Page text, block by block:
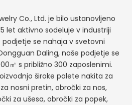
Co., Ltd. je bilo ustanovljeno
let aktivno sodeluje v industriji
podjetje se nahaja v svetovni
Daling, naše podjetje se
㎡ s približno 300 zaposlenimi.
široke palete nakita za
nosni pretin, obročki za nos,
za ušesa, obročki za popek,